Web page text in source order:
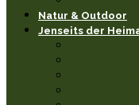
Natur & Outdoor
Jenseits der